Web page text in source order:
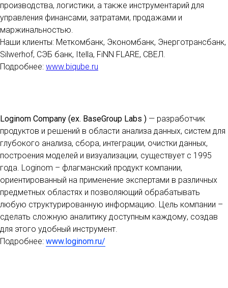
производства, логистики, а также инструментарий для
управления финансами, затратами, продажами и
маржинальностью.
Наши клиенты: Меткомбанк, Экономбанк, Энерготрансбанк,
Silwerhof, СЭБ банк, Itella, FiNN FLARE, СВЕЛ.
Подробнее: www.biqube.ru
Loginom Company (ex. BaseGroup Labs ) — разработчик
продуктов и решений в области анализа данных, систем для
глубокого анализа, сбора, интеграции, очистки данных,
построения моделей и визуализации, существует с 1995
года. Loginom – флагманский продукт компании,
ориентированный на применение экспертами в различных
предметных областях и позволяющий обрабатывать
любую структурированную информацию. Цель компании –
сделать сложную аналитику доступным каждому, создав
для этого удобный инструмент.
Подробнее: www.loginom.ru/